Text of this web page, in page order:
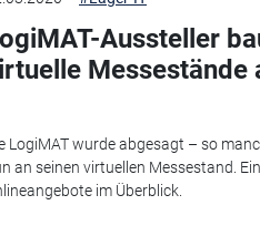
Aussteller
Messestände
LogiMAT wurde abgesagt – so
an seinen virtuellen Messestand.
im Überblick.